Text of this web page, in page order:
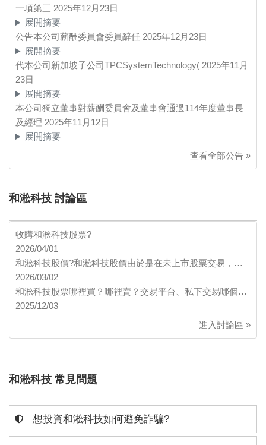
一項第三 2025年12月23日
展開摘要
公告本公司薪酬委員會委員辭任 2025年12月23日
展開摘要
代本公司新加坡子公司TPCSystemTechnology( 2025年11月
23日
展開摘要
本公司獨立董事對薪酬委員會及董事會通過114年度董事長
及經理 2025年11月12日
展開摘要
查看全部公告 »
和淞科技 討論區
收購和淞科技股票?
2026/04/01
和淞科技股價?和淞科技股價由於是在未上市股票交易，…
2026/03/02
和淞科技股票哪裡買？哪裡賣？交易平台、私下交易哪個…
2025/12/03
進入討論區 »
和淞科技 常見問題
想投資和淞科技如何避免詐騙?